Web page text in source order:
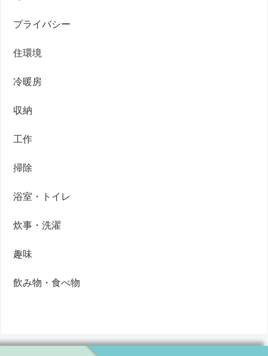
プライバシー
住環境
冷暖房
収納
工作
掃除
浴室・トイレ
炊事・洗濯
趣味
飲み物・食べ物